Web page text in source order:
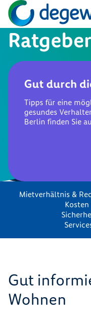
Ratgeber
Gut durch
Tipps für eine
gesundes
Berlin finden Sie
Mietverhältnis &
Gut
Wohnen